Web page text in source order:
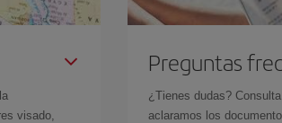
visado,
Preguntas
¿Tienes dudas?
aclaramos los